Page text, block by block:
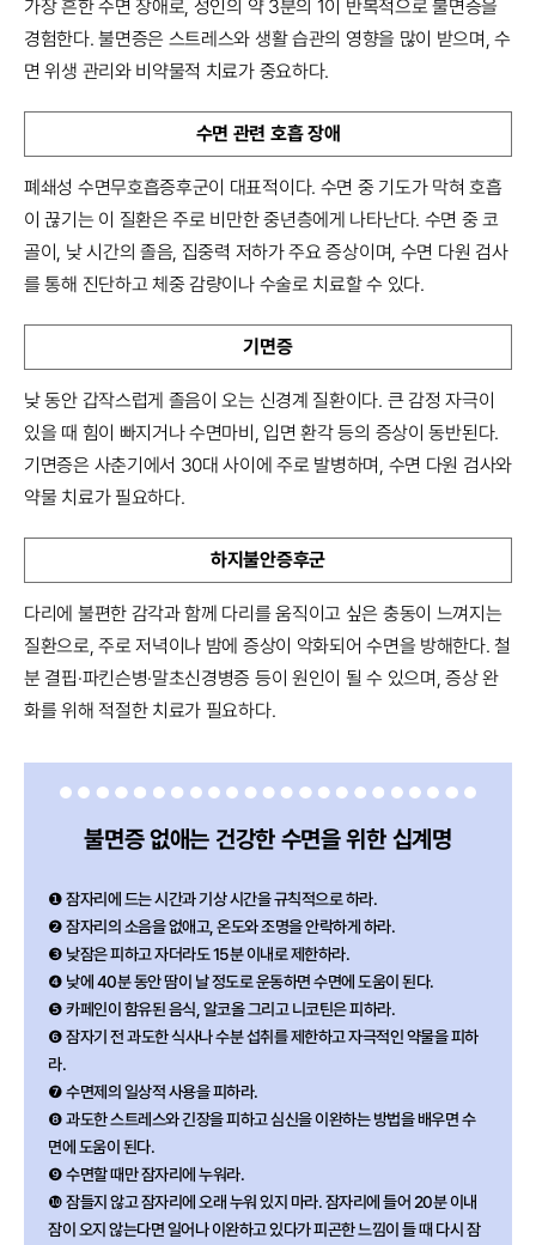
가장 흔한 수면 장애로, 성인의 약 3분의 1이 반복적으로 불면증을
경험한다. 불면증은 스트레스와 생활 습관의 영향을 많이 받으며, 수
면 위생 관리와 비약물적 치료가 중요하다.
수면 관련 호흡 장애
폐쇄성 수면무호흡증후군이 대표적이다. 수면 중 기도가 막혀 호흡
이 끊기는 이 질환은 주로 비만한 중년층에게 나타난다. 수면 중 코
골이, 낮 시간의 졸음, 집중력 저하가 주요 증상이며, 수면 다원 검사
를 통해 진단하고 체중 감량이나 수술로 치료할 수 있다.
기면증
낮 동안 갑작스럽게 졸음이 오는 신경계 질환이다. 큰 감정 자극이
있을 때 힘이 빠지거나 수면마비, 입면 환각 등의 증상이 동반된다.
기면증은 사춘기에서 30대 사이에 주로 발병하며, 수면 다원 검사와
약물 치료가 필요하다.
하지불안증후군
다리에 불편한 감각과 함께 다리를 움직이고 싶은 충동이 느껴지는
질환으로, 주로 저녁이나 밤에 증상이 악화되어 수면을 방해한다. 철
분 결핍·파킨슨병·말초신경병증 등이 원인이 될 수 있으며, 증상 완
화를 위해 적절한 치료가 필요하다.
불면증 없애는 건강한 수면을 위한 십계명
❶ 잠자리에 드는 시간과 기상 시간을 규칙적으로 하라.
❷ 잠자리의 소음을 없애고, 온도와 조명을 안락하게 하라.
❸ 낮잠은 피하고 자더라도 15분 이내로 제한하라.
❹ 낮에 40분 동안 땀이 날 정도로 운동하면 수면에 도움이 된다.
❺ 카페인이 함유된 음식, 알코올 그리고 니코틴은 피하라.
❻ 잠자기 전 과도한 식사나 수분 섭취를 제한하고 자극적인 약물을 피하
라.
❼ 수면제의 일상적 사용을 피하라.
❽ 과도한 스트레스와 긴장을 피하고 심신을 이완하는 방법을 배우면 수
면에 도움이 된다.
❾ 수면할 때만 잠자리에 누워라.
❿ 잠들지 않고 잠자리에 오래 누워 있지 마라. 잠자리에 들어 20분 이내
잠이 오지 않는다면 일어나 이완하고 있다가 피곤한 느낌이 들 때 다시 잠